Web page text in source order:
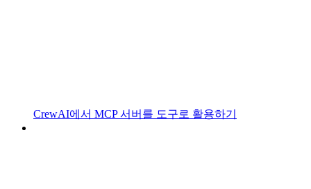
CrewAI에서 MCP 서버를 도구로 활용하기